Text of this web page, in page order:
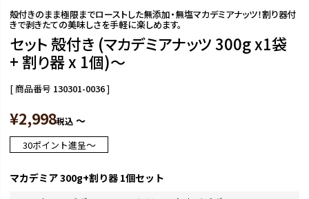
殻付きのまま極限までローストした無添加・無塩マカデミアナッツ！割り器付
きで剥きたての美味しさを手軽に楽しめます。
セット 殻付き (マカデミアナッツ 300g x1袋
+ 割り器 x 1個)～
商品番号 130301-0036
¥2,998税込 〜
30ポイント進呈〜
マカデミア 300g+割り器 1個セット